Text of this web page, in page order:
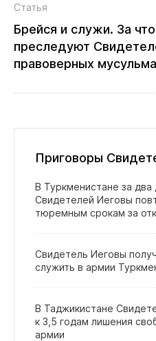
Статья
Брейся и служи. За
преследуют
правоверных
Приговоры
В Туркменистане за два
Свидетелей Иеговы
тюремным срокам за
Свидетель Иеговы
служить в армии
В Таджикистане
к 3,5 годам лишения
армии